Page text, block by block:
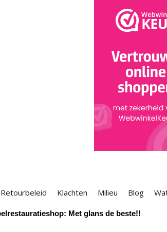
Retourbeleid Klachten Milieu Blog
Met glans de beste!!